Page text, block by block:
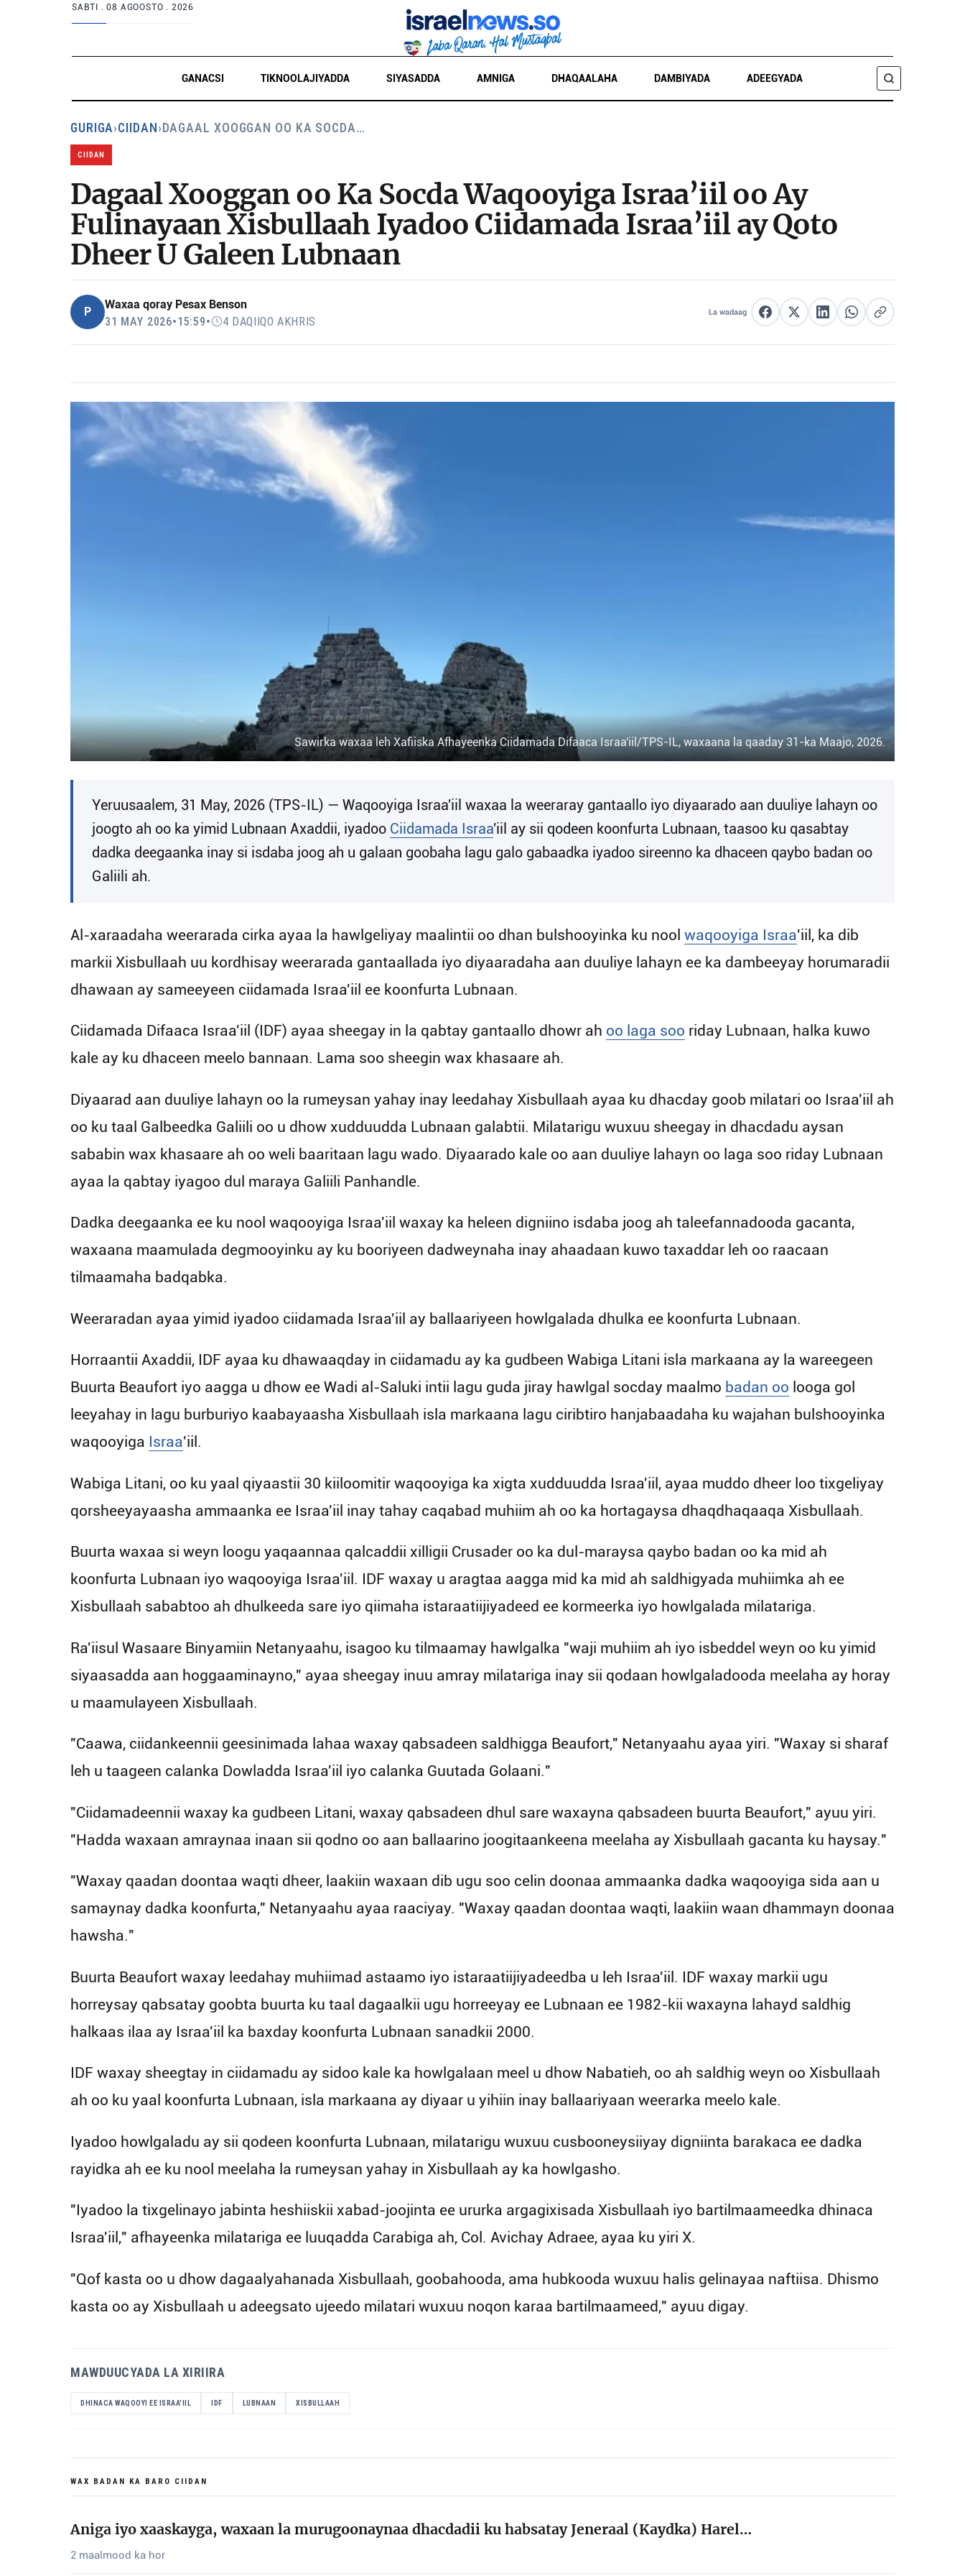
SABTI .08 AGOOSTO . 2026
GANACSI TIKNOOLAJIYADDA SIYASADDA AMNIGA DHAQAALAHA DAMBIYADA ADEEGYADA
GURIGA›CIIDAN›DAGAAL XOOGGAN OO KA SOCDA…
CIIDAN
Dagaal Xooggan oo Ka Socda Waqooyiga Israa’iil oo Ay
Fulinayaan Xisbullaah Iyadoo Ciidamada Israa’iil ay Qoto
Dheer U Galeen Lubnaan
P
Waxaa qoray Pesax Benson
31 MAY 2026•15:59• 4 DAQIIQO AKHRIS
La wadaag La wadaag Facebook
La wadaag XLa wadaag LinkedIn
La wadaag WhatsApp
Nuqul link
Sawirka waxaa leh Xafiiska Afhayeenka Ciidamada Difaaca Israa'iil/TPS-IL, waxaana la qaaday 31-ka Maajo, 2026.
Yeruusaalem, 31 May, 2026 (TPS-IL) — Waqooyiga Israa'iil waxaa la weeraray gantaallo iyo diyaarado aan duuliye lahayn oo
joogto ah oo ka yimid Lubnaan Axaddii, iyadoo Ciidamada Israa'iil ay sii qodeen koonfurta Lubnaan, taasoo ku qasabtay
dadka deegaanka inay si isdaba joog ah u galaan goobaha lagu galo gabaadka iyadoo sireenno ka dhaceen qaybo badan oo
Galiili ah.
Al-xaraadaha weerarada cirka ayaa la hawlgeliyay maalintii oo dhan bulshooyinka ku nool waqooyiga Israa'iil, ka dib
markii Xisbullaah uu kordhisay weerarada gantaallada iyo diyaaradaha aan duuliye lahayn ee ka dambeeyay horumaradii
dhawaan ay sameeyeen ciidamada Israa'iil ee koonfurta Lubnaan.
Ciidamada Difaaca Israa'iil (IDF) ayaa sheegay in la qabtay gantaallo dhowr ah oo laga soo riday Lubnaan, halka kuwo
kale ay ku dhaceen meelo bannaan. Lama soo sheegin wax khasaare ah.
Diyaarad aan duuliye lahayn oo la rumeysan yahay inay leedahay Xisbullaah ayaa ku dhacday goob milatari oo Israa'iil ah
oo ku taal Galbeedka Galiili oo u dhow xudduudda Lubnaan galabtii. Milatarigu wuxuu sheegay in dhacdadu aysan
sababin wax khasaare ah oo weli baaritaan lagu wado. Diyaarado kale oo aan duuliye lahayn oo laga soo riday Lubnaan
ayaa la qabtay iyagoo dul maraya Galiili Panhandle.
Dadka deegaanka ee ku nool waqooyiga Israa'iil waxay ka heleen digniino isdaba joog ah taleefannadooda gacanta,
waxaana maamulada degmooyinku ay ku booriyeen dadweynaha inay ahaadaan kuwo taxaddar leh oo raacaan
tilmaamaha badqabka.
Weeraradan ayaa yimid iyadoo ciidamada Israa'iil ay ballaariyeen howlgalada dhulka ee koonfurta Lubnaan.
Horraantii Axaddii, IDF ayaa ku dhawaaqday in ciidamadu ay ka gudbeen Wabiga Litani isla markaana ay la wareegeen
Buurta Beaufort iyo aagga u dhow ee Wadi al-Saluki intii lagu guda jiray hawlgal socday maalmo badan oo looga gol
leeyahay in lagu burburiyo kaabayaasha Xisbullaah isla markaana lagu ciribtiro hanjabaadaha ku wajahan bulshooyinka
waqooyiga Israa'iil.
Wabiga Litani, oo ku yaal qiyaastii 30 kiiloomitir waqooyiga ka xigta xudduudda Israa'iil, ayaa muddo dheer loo tixgeliyay
qorsheeyayaasha ammaanka ee Israa'iil inay tahay caqabad muhiim ah oo ka hortagaysa dhaqdhaqaaqa Xisbullaah.
Buurta waxaa si weyn loogu yaqaannaa qalcaddii xilligii Crusader oo ka dul-maraysa qaybo badan oo ka mid ah
koonfurta Lubnaan iyo waqooyiga Israa'iil. IDF waxay u aragtaa aagga mid ka mid ah saldhigyada muhiimka ah ee
Xisbullaah sababtoo ah dhulkeeda sare iyo qiimaha istaraatiijiyadeed ee kormeerka iyo howlgalada milatariga.
Ra'iisul Wasaare Binyamiin Netanyaahu, isagoo ku tilmaamay hawlgalka "waji muhiim ah iyo isbeddel weyn oo ku yimid
siyaasadda aan hoggaaminayno," ayaa sheegay inuu amray milatariga inay sii qodaan howlgaladooda meelaha ay horay
u maamulayeen Xisbullaah.
"Caawa, ciidankeennii geesinimada lahaa waxay qabsadeen saldhigga Beaufort," Netanyaahu ayaa yiri. "Waxay si sharaf
leh u taageen calanka Dowladda Israa'iil iyo calanka Guutada Golaani."
"Ciidamadeennii waxay ka gudbeen Litani, waxay qabsadeen dhul sare waxayna qabsadeen buurta Beaufort," ayuu yiri.
"Hadda waxaan amraynaa inaan sii qodno oo aan ballaarino joogitaankeena meelaha ay Xisbullaah gacanta ku haysay."
"Waxay qaadan doontaa waqti dheer, laakiin waxaan dib ugu soo celin doonaa ammaanka dadka waqooyiga sida aan u
samaynay dadka koonfurta," Netanyaahu ayaa raaciyay. "Waxay qaadan doontaa waqti, laakiin waan dhammayn doonaa
hawsha."
Buurta Beaufort waxay leedahay muhiimad astaamo iyo istaraatiijiyadeedba u leh Israa'iil. IDF waxay markii ugu
horreysay qabsatay goobta buurta ku taal dagaalkii ugu horreeyay ee Lubnaan ee 1982-kii waxayna lahayd saldhig
halkaas ilaa ay Israa'iil ka baxday koonfurta Lubnaan sanadkii 2000.
IDF waxay sheegtay in ciidamadu ay sidoo kale ka howlgalaan meel u dhow Nabatieh, oo ah saldhig weyn oo Xisbullaah
ah oo ku yaal koonfurta Lubnaan, isla markaana ay diyaar u yihiin inay ballaariyaan weerarka meelo kale.
Iyadoo howlgaladu ay sii qodeen koonfurta Lubnaan, milatarigu wuxuu cusbooneysiiyay digniinta barakaca ee dadka
rayidka ah ee ku nool meelaha la rumeysan yahay in Xisbullaah ay ka howlgasho.
"Iyadoo la tixgelinayo jabinta heshiiskii xabad-joojinta ee ururka argagixisada Xisbullaah iyo bartilmaameedka dhinaca
Israa'iil," afhayeenka milatariga ee luuqadda Carabiga ah, Col. Avichay Adraee, ayaa ku yiri X.
"Qof kasta oo u dhow dagaalyahanada Xisbullaah, goobahooda, ama hubkooda wuxuu halis gelinayaa naftiisa. Dhismo
kasta oo ay Xisbullaah u adeegsato ujeedo milatari wuxuu noqon karaa bartilmaameed," ayuu digay.
MAWDUUCYADA LA XIRIIRA
DHINACA WAQOOYI EE ISRAA'IIL IDF LUBNAAN XISBULLAAH
WAX BADAN KA BARO CIIDAN
Aniga iyo xaaskayga, waxaan la murugoonaynaa dhacdadii ku habsatay Jeneraal (Kaydka) Harel…
2 maalmood ka hor